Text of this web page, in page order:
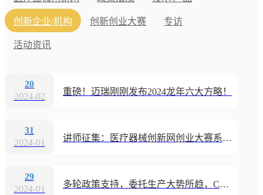
创新企业/机构 创新创业大赛 专访
活动资讯
20
2024-02
重磅！迈瑞刚刚发布2024龙年六大方略！
31
2024-01
讲师征集：医疗器械创新网创业大赛系列活动“优秀讲师”等您来！
29
2024-01
多轮政策支持，委托生产大势所趋，CDMO迎来全新发展机会